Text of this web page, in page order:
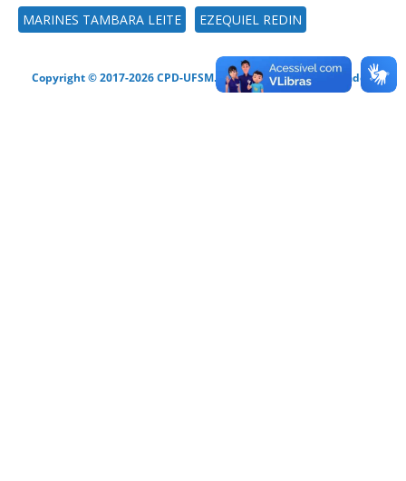
MARINES TAMBARA LEITE EZEQUIEL REDIN
Copyright © 2017-2026 CPD-UFSM. Todos os direitos reservados.